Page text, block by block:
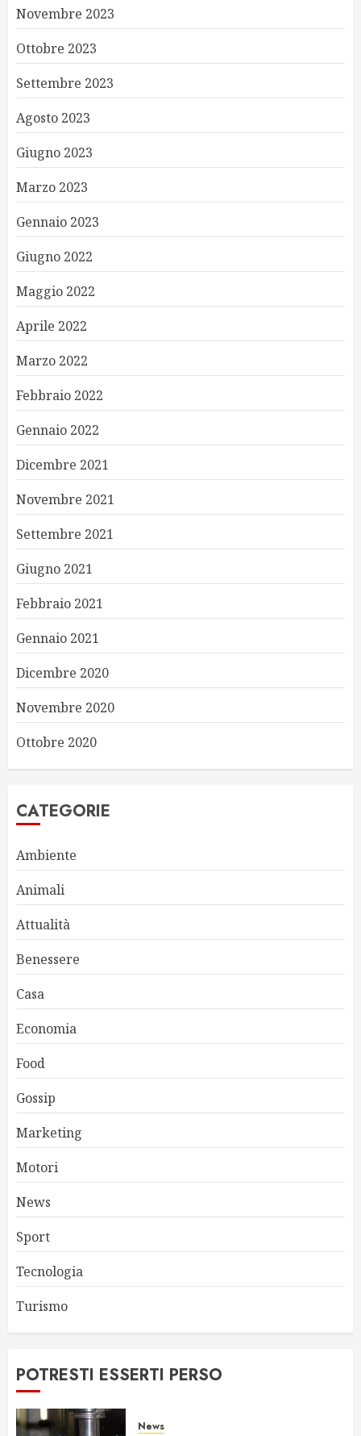
Novembre 2023
Ottobre 2023
Settembre 2023
Agosto 2023
Giugno 2023
Marzo 2023
Gennaio 2023
Giugno 2022
Maggio 2022
Aprile 2022
Marzo 2022
Febbraio 2022
Gennaio 2022
Dicembre 2021
Novembre 2021
Settembre 2021
Giugno 2021
Febbraio 2021
Gennaio 2021
Dicembre 2020
Novembre 2020
Ottobre 2020
CATEGORIE
Ambiente
Animali
Attualità
Benessere
Casa
Economia
Food
Gossip
Marketing
Motori
News
Sport
Tecnologia
Turismo
POTRESTI ESSERTI PERSO
News